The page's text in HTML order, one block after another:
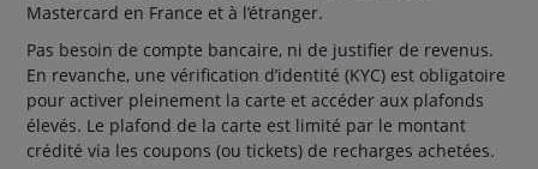
Mastercard en France et à l’étranger.
Pas besoin de compte bancaire, ni de justifier de revenus.
En revanche, une vérification d’identité (KYC) est obligatoire
pour activer pleinement la carte et accéder aux plafonds
élevés. Le plafond de la carte est limité par le montant
crédité via les coupons (ou tickets) de recharges achetées.